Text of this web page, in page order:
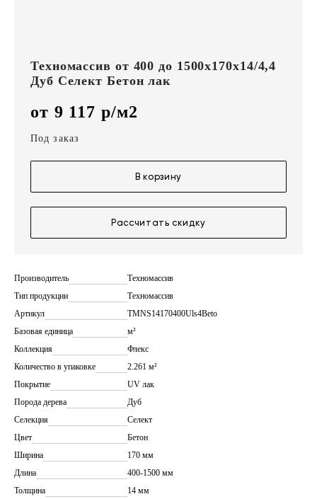
Техномассив от 400 до 1500х170х14/4,4
Дуб Селект Бетон лак
от 9 117 р/м2
Под заказ
В корзину
Рассчитать скидку
Производитель
Техномассив
Тип продукции
Техномассив
Артикул
TMNS14170400Uls4Beto
Базовая единица
м²
Коллекция
Флекс
Количество в упаковке
2.261 м²
Покрытие
UV лак
Порода дерева
Дуб
Селекция
Селект
Цвет
Бетон
Ширина
170 мм
Длина
400-1500 мм
Толщина
14 мм